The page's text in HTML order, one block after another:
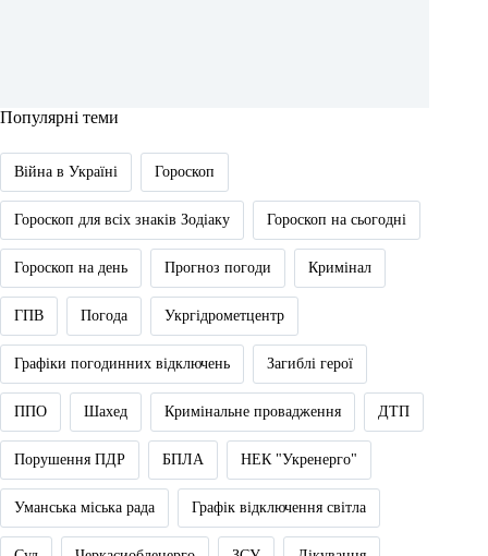
Популярні теми
Війна в Україні Гороскоп
Гороскоп для всіх знаків Зодіаку Гороскоп на сьогодні
Гороскоп на день Прогноз погоди Кримінал
ГПВ Погода Укргідрометцентр
Графіки погодинних відключень Загиблі герої
ППО Шахед Кримінальне провадження ДТП
Порушення ПДР БПЛА НЕК "Укренерго"
Уманська міська рада Графік відключення світла